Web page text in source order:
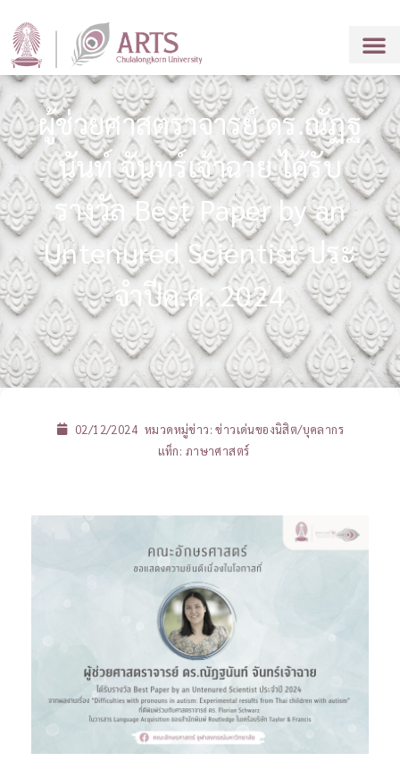
ผู้ช่วยศาสตราจารย์ ดร.ณัฏฐ
นันท์ จันทร์เจ้าฉาย ได้รับ
รางวัล Best Paper by an
Untenured Scientist ประ
จำปีค.ศ. 2024
02/12/2024 หมวดหมู่ข่าว:ข่าวเด่นของนิสิต/บุคลากร
แท็ก: ภาษาศาสตร์